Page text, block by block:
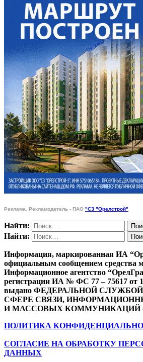
Реклама. Рекламодатель - ПАО "СЗ "Орелстрой"
Найти:
Найти:
Информация, маркированная ИА
официальным сообщением средства
Информационное агентство
регистрации ИА № ФС 77 – 75617 от
выдано ФЕДЕРАЛЬНОЙ
СФЕРЕ СВЯЗИ,
И МАССОВЫХ КОММУНИКАЦИЙ
ПОЛИТИКА
СОГЛАСИЕ НА ОБРАБОТКУ
ДАННЫХ